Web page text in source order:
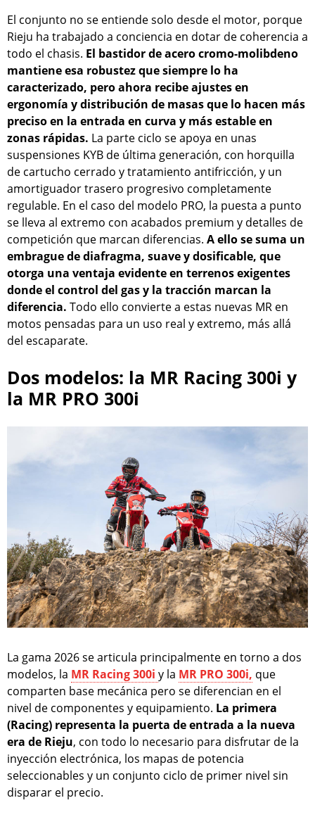
El conjunto no se entiende solo desde el motor, porque
Rieju ha trabajado a conciencia en dotar de coherencia a
todo el chasis. El bastidor de acero cromo-molibdeno
mantiene esa robustez que siempre lo ha
caracterizado, pero ahora recibe ajustes en
ergonomía y distribución de masas que lo hacen más
preciso en la entrada en curva y más estable en
zonas rápidas. La parte ciclo se apoya en unas
suspensiones KYB de última generación, con horquilla
de cartucho cerrado y tratamiento antifricción, y un
amortiguador trasero progresivo completamente
regulable. En el caso del modelo PRO, la puesta a punto
se lleva al extremo con acabados premium y detalles de
competición que marcan diferencias. A ello se suma un
embrague de diafragma, suave y dosificable, que
otorga una ventaja evidente en terrenos exigentes
donde el control del gas y la tracción marcan la
diferencia. Todo ello convierte a estas nuevas MR en
motos pensadas para un uso real y extremo, más allá
del escaparate.
Dos modelos: la MR Racing 300i y
la MR PRO 300i
La gama 2026 se articula principalmente en torno a dos
modelos, la MR Racing 300i y la MR PRO 300i, que
comparten base mecánica pero se diferencian en el
nivel de componentes y equipamiento. La primera
(Racing) representa la puerta de entrada a la nueva
era de Rieju, con todo lo necesario para disfrutar de la
inyección electrónica, los mapas de potencia
seleccionables y un conjunto ciclo de primer nivel sin
disparar el precio.